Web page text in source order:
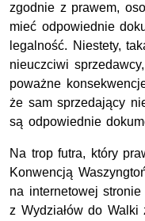
zgodnie z prawem,
mieć odpowiednie
legalność. Niestety,
nieuczciwi
poważne
że sam sprzedający
są odpowiednie
Na trop futra, który
Konwencją
na internetowej
z Wydziałów do Walki